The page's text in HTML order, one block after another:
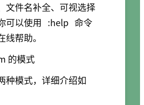
文件名补全、可视选择
可以使用 :help 命令
线帮助。
的模式
种模式，详细介绍如